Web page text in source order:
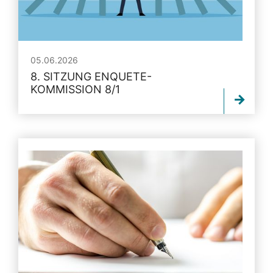
05.06.2026
8. SITZUNG ENQUETE-
KOMMISSION 8/1